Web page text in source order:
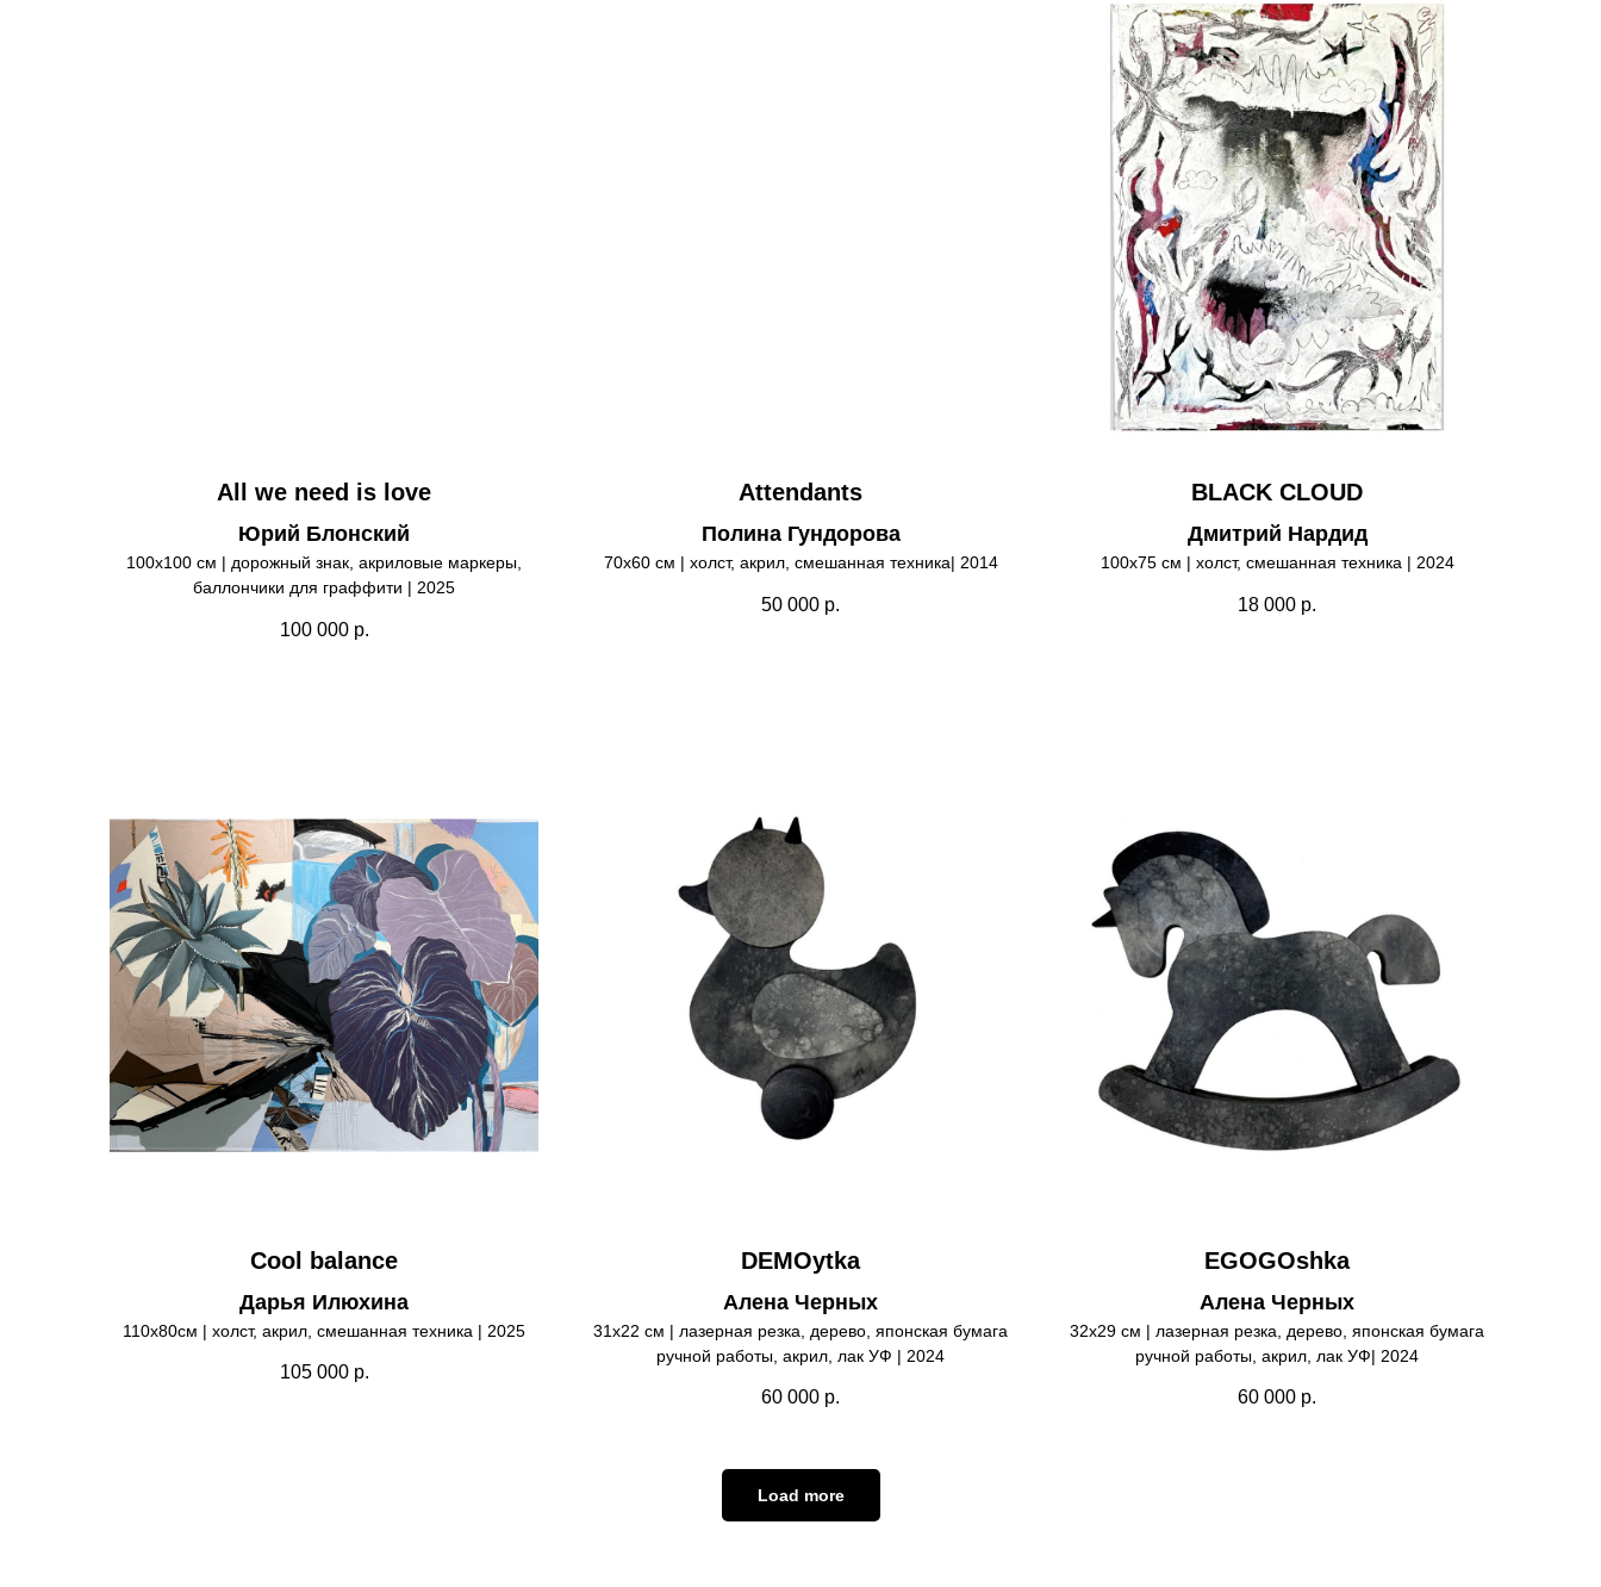
All we need is love
Юрий Блонский
100х100 см | дорожный знак, акриловые маркеры,
баллончики для граффити | 2025
100 000 р.
Attendants
Полина Гундорова
70х60 см | холст, акрил, смешанная техника| 2014
50 000 р.
BLACK CLOUD
Дмитрий Нардид
100х75 см | холст, смешанная техника | 2024
18 000 р.
Cool balance
Дарья Илюхина
110х80см | холст, акрил, смешанная техника | 2025
105 000 р.
DEMOytka
Алена Черных
31х22 см | лазерная резка, дерево, японская бумага
ручной работы, акрил, лак УФ | 2024
60 000 р.
EGOGOshka
Алена Черных
32х29 см | лазерная резка, дерево, японская бумага
ручной работы, акрил, лак УФ| 2024
60 000 р.
Load more